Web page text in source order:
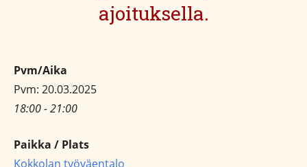
ajoituksella.
Pvm/Aika
Pvm: 20.03.2025
18:00 - 21:00
Paikka / Plats
Kokkolan työväentalo